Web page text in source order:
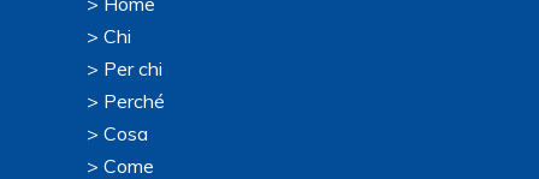
> Chi
> Per chi
> Perché
> Cosa
> Come